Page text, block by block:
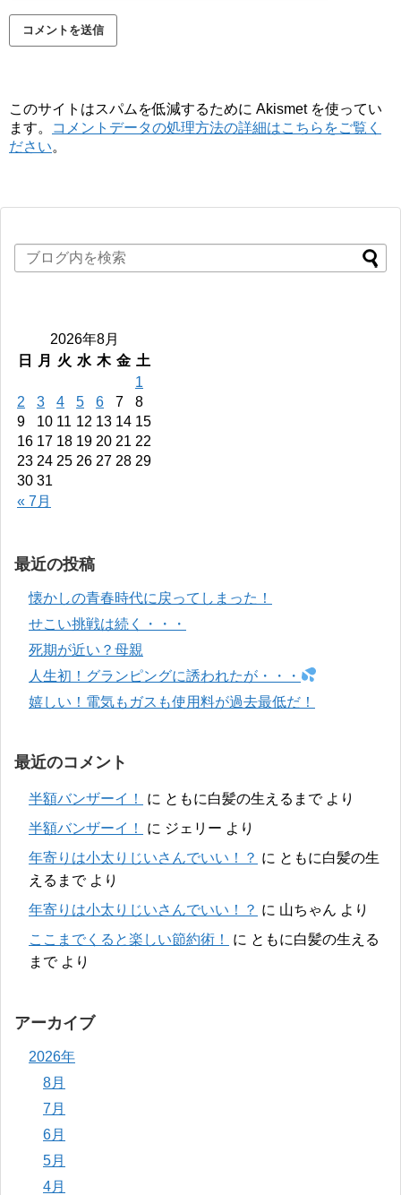
このサイトはスパムを低減するために Akismet を使ってい
ます。
コメントデータの処理方法の詳細はこちらをご覧く
ださい。
2026年8月
日
月 火 水 木 金 土
« 7月
1
2
3 4 5 6 7
8
9
10 11 12 13 14 15
16 17 18 19 20 21 22
23 24 25 26 27 28 29
30 31
最近の投稿
懐かしの青春時代に戻ってしまった！
せこい挑戦は続く・・・
死期が近い？母親
人生初！グランピングに誘われたが・・・
嬉しい！電気もガスも使用料が過去最低だ！
最近のコメント
半額バンザーイ！ に ともに白髪の生えるまでより
半額バンザーイ！
に ジェリー より
年寄りは小太りじいさんでいい！？ に ともに白髪の生
えるまでより
年寄りは小太りじいさんでいい！？ に 山ちゃん より
ここまでくると楽しい節約術！
に ともに白髪の生える
までより
アーカイブ
2026年
8月
7月
6月
5月
4月